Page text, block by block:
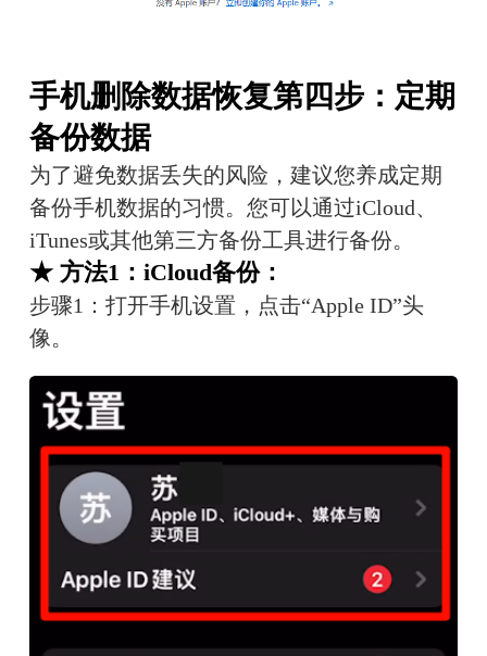
手机删除数据恢复第四步：定期
备份数据
为了避免数据丢失的风险，建议您养成定期
备份手机数据的习惯。您可以通过iCloud、
iTunes或其他第三方备份工具进行备份。
★ 方法1：iCloud备份：
步骤1：打开手机设置，点击“Apple ID”头
像。